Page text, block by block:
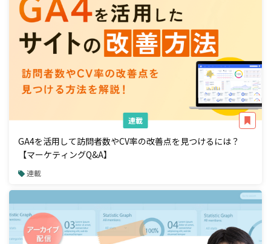
連載
GA4を活用して訪問者数やCV率の改善点を見つけるには？
【マーケティングQ&A】
連載